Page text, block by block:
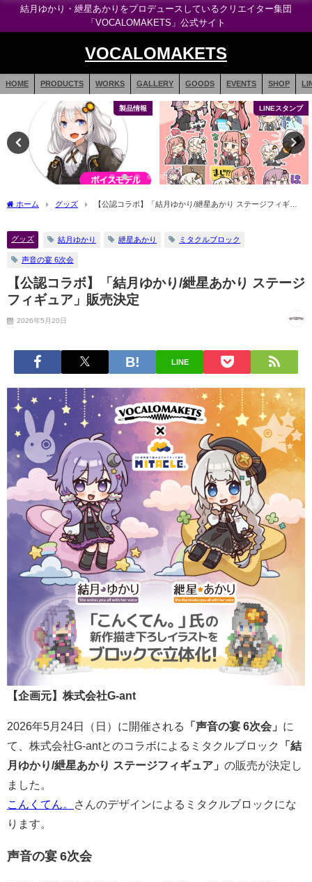
結月ゆかり・紲星あかりをプロデュースしているクリエイター集団
「VOCALOMAKETS」公式サイト
VOCALOMAKETS
HOME PRODUCTS WORKS GALLERY GOODS EVENTS SHOP
製品情報 LINEスタンプ
ホーム グッズ
【公認コラボ】「結月ゆかり/紲星あかり ステージフィギュ
グッズ 結月ゆかり 紲星あかり ミタクルブロック
声音の宴 6次会
【公認コラボ】「結月ゆかり/紲星あかり ステージ
フィギュア」販売決定
2026年5月20日
LINE
【企画元】株式会社G-ant
2026年5月24日（日）に開催される 「声音の宴 6次会」 に
て、株式会社G-antとのコラボによるミタクルブロック
「結
月ゆかり/紲星あかり ステージフィギュア」 の販売が決定し
ました。
こんくてん。
さんのデザインによるミタクルブロックにな
ります。
声音の宴 6次会